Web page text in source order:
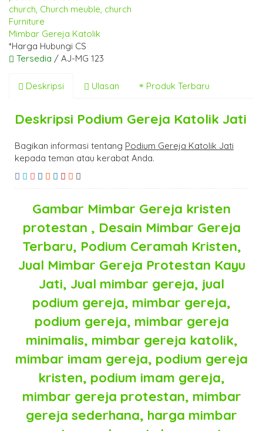
Mimbar Gereja Katolik
*Harga Hubungi CS
Tersedia / AJ-MG 123
Deskripsi Ulasan Produk Terbaru
Deskripsi Podium Gereja Katolik Jati
Bagikan informasi tentang Podium Gereja Katolik Jati
kepada teman atau kerabat Anda.
Gambar Mimbar Gereja kristen
protestan , Desain Mimbar Gereja
Terbaru, Podium Ceramah Kristen,
Jual Mimbar Gereja Protestan Kayu
Jati, Jual mimbar gereja, jual
podium gereja, mimbar gereja,
podium gereja, mimbar gereja
minimalis, mimbar gereja katolik,
mimbar imam gereja, podium gereja
kristen, podium imam gereja,
mimbar gereja protestan, mimbar
gereja sederhana, harga mimbar